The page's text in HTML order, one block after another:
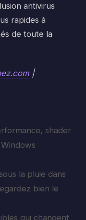
antivirus
rapides à
de toute la
|
, shader
Windows
la pluie dans
bien le
qui changent